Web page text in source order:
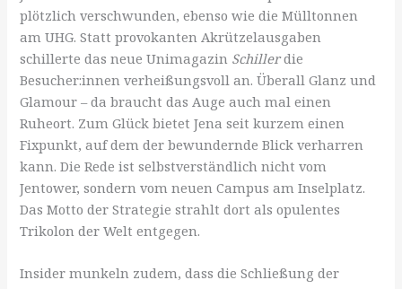
plötzlich verschwunden, ebenso wie die Mülltonnen
am UHG. Statt provokanten Akrützelausgaben
schillerte das neue Unimagazin Schillerdie
Besucher:innen verheißungsvoll an. Überall Glanz und
Glamour – da braucht das Auge auch mal einen
Ruheort. Zum Glück bietet Jena seit kurzem einen
Fixpunkt, auf dem der bewundernde Blick verharren
kann. Die Rede ist selbstverständlich nicht vom
Jentower, sondern vom neuen Campus am Inselplatz.
Das Motto der Strategie strahlt dort als opulentes
Trikolon der Welt entgegen.
Insider munkeln zudem, dass die Schließung der